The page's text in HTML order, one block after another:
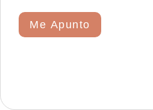
Me Apunto